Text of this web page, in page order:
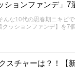
ションファンデ」
な10代の思春期ニキビ
ッションファンデ】を7
スチャーは？！【